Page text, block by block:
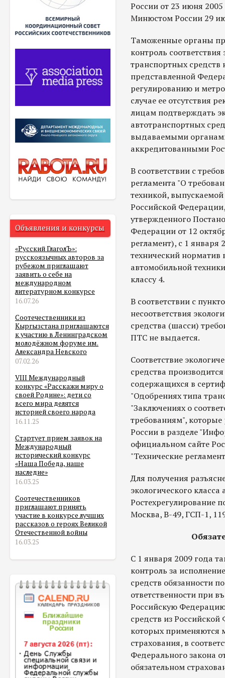
Объявления и конкурсы
«Русский ГлаголЪ»:
русскоязычных авторов за
рубежом приглашают
заявить о себе на
международном
литературном конкурсе
16.07.26
Соотечественники из
Кыргызстана приглашаются
к участию в Ленинградском
молодёжном форуме им.
Александра Невского
07.02.26
VIII Международный
конкурс «Расскажи миру о
своей Родине»: дети со
всего мира делятся
историей своего народа
16.11.25
Стартует прием заявок на
Международный
исторический конкурс
«Наша Победа, наше
наследие»
16.03.25
Соотечественников
приглашают принять
участие в конкурсе лучших
рассказов о героях Великой
Отечественной войны
16.03.25
России от 23 июня
Минюстом России 29
Таможенные органы
контроль соответствия
транспортных
представленной
регулированию и
случае ее отсутствия
лицам подтверждать
автотранспортных
выдаваемыми
аккредитованными
В соответствии с
регламента "О
техникой,
Российской
утвержденного
Федерации от 12
регламент), с 1 января
технический
автомобильной
классу 4.
В соответствии с
несоответствия
средства (шасси)
ПТС не выдается.
Соответствие
средства
содержащихся в
"Одобрениях типа
"Заключениях о
требованиям",
России в разделе
официальном сайте
"Технические
Для получения
экологического
Ростехрегулирование
Москва, В-49, ГСП-1,
С 1 января 2009 года
контроль за
средств обязанности
ответственности при
Российскую
средств из
которых применяются
страхования, в
Федерального закона
обязательном